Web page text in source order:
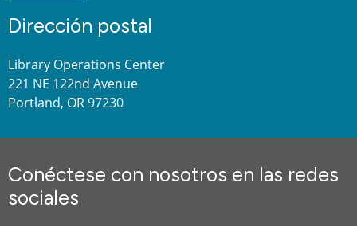
Dirección postal
Library Operations Center
221 NE 122nd Avenue
Portland, OR 97230
Conéctese con nosotros en las redes
sociales